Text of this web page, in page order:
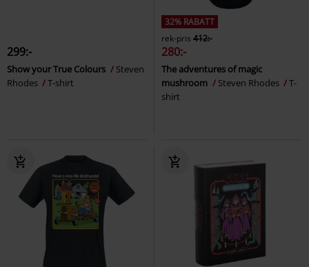
299:-
Show your True Colours
Steven
Rhodes
T-shirt
32% RABATT
rek-pris 412:-
280:-
The adventures of magic
mushroom
Steven Rhodes
T-
shirt